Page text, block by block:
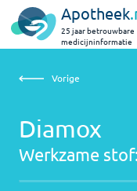
Apotheek
25 jaar betrouwbare
medicijninformatie
Diamox |Vorige
Diamox
Werkzame